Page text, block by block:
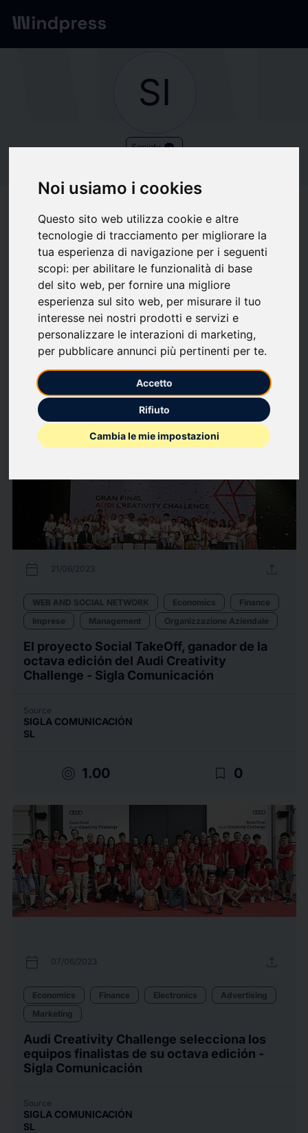
Noi usiamo i cookies
Questo sito web utilizza cookie e altre
tecnologie di tracciamento per migliorare la
tua esperienza di navigazione per i seguenti
scopi: per abilitare le funzionalità di base
del sito web, per fornire una migliore
esperienza sul sito web, per misurare il tuo
interesse nei nostri prodotti e servizi e
personalizzare le interazioni di marketing,
per pubblicare annunci più pertinenti per te.
Accetto
Rifiuto
Cambia le mie impostazioni
Network/Society
SI
Society verified
SIGLA
COMUNICACIÓN SL
favorite Follow updates
What we write about
AdvertisingAuto / Automotive EconomicsFinance
WEB AND SOCIAL NETWORK
Press releases View all press releases
calendar_today 21/06/2023 upload
WEB AND SOCIAL NETWORK Economics
Finance
Imprese
Management Organizzazione Aziendale
El proyecto Social TakeOff, ganador de la
octava edición del Audi Creativity
Challenge - Sigla Comunicación
Source
SIGLA COMUNICACIÓN
SL
target 1.00 bookmark_border 0
calendar_today 07/06/2023 upload
Economics Finance Electronics
Advertising
Marketing
Audi Creativity Challenge selecciona los
equipos finalistas de su octava edición -
Sigla Comunicación
Source
SIGLA COMUNICACIÓN
SL